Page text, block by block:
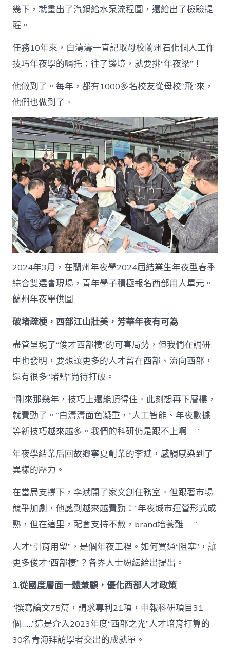
幾下，就畫出了汽鍋給水泵流程圖，還給出了檢驗提
醒。
任務10年來，白濤濤一直記取母校蘭州石化個人工作
技巧年夜學的囑托：往了邊境，就要挑“年夜梁”！
他做到了。每年，都有1000多名校友從母校“飛”來，
他們也做到了。
2024年3月，在蘭州年夜學2024屆結業生年夜型春季
綜合雙選會現場，青年學子積極報名西部用人單元。
蘭州年夜學供圖
破堵疏梗，西部江山壯美，芳華年夜有可為
盡管呈現了“俊才西部棲”的可喜局勢，但我們在調研
中也發明，要想讓更多的人才留在西部、流向西部，
還有很多“堵點”尚待打破。
“剛來那幾年，技巧上還能頂得住。此刻想再下層樓，
就費勁了。”白濤濤面色凝重，“人工智能、年夜數據
等新技巧越來越多。我們的科研仍是跟不上啊……”
年夜學結業后回故鄉寧夏創業的李斌，感觸感染到了
異樣的壓力。
在當局支撐下，李斌開了家文創任務室。但跟著市場
競爭加劇，他感到越來越費勁：“年夜城市運營形式成
熟，但在這里，配套支持不敷，brand培養難……”
人才“引育用留”，是個年夜工程。如何買通“阻塞”，讓
更多俊才“西部棲”？各界人士紛紜給出提出。
1.從國度層面一體兼顧，優化西部人才政策
“撰寫論文75篇，請求專利21項，申報科研項目31
個……”這是介入2023年度“西部之光”人才培育打算的
30名青海拜訪學者交出的成就單。